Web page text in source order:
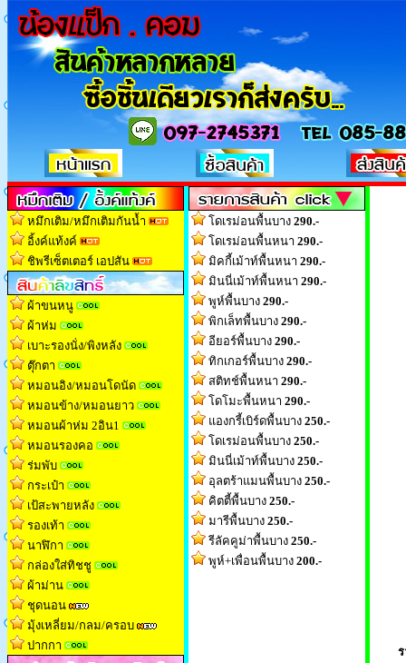
หมึกเติม/หมึกเติมกันน้ำ
อิ้งค์แท้งค์
ชิพรีเซ็ตเตอร์ เอปสัน
ผ้าขนหนู
ผ้าห่ม
เบาะรองนั่ง/พิงหลัง
ตุ๊กตา
หมอนอิง/หมอนโดนัด
หมอนข้าง/หมอนยาว
หมอนผ้าห่ม 2อิน1
หมอนรองคอ
ร่มพับ
กระเป๋า
เป้สะพายหลัง
รองเท้า
นาฬิกา
กล่องใส่ทิชช
ผ้าม่าน
ชุดนอน
มุ้งเหลี่ยม/กลม/ครอบ
ปากกา
โดเรม่อนพื้นบาง 290.-
โดเรม่อนพื้นหนา 290.-
มิคกี้เม้าท์พื้นหนา 290.-
มินนี่เม้าท์พื้นหนา 290.-
พูห์พื้นบาง 290.-
พิกเล็ทพื้นบาง 290.-
อียอร์พื้นบาง 290.-
ทิกเกอร์พื้นบาง 290.-
สติทช์พื้นหนา 290.-
โดโมะพื้นหนา 290.-
แองกรี้เบิร์ดพื้นบาง 250.-
โดเรม่อนพื้นบาง 250.-
มินนี่เม้าท์พื้นบาง 250.-
อุลตร้าแมนพื้นบาง 250.-
คิตตี้พื้นบาง 250.-
มารีพื้นบาง 250.-
รีลัคคูม่าพื้นบาง 250.-
พูห์+เพื่อนพื้นบาง 200.-